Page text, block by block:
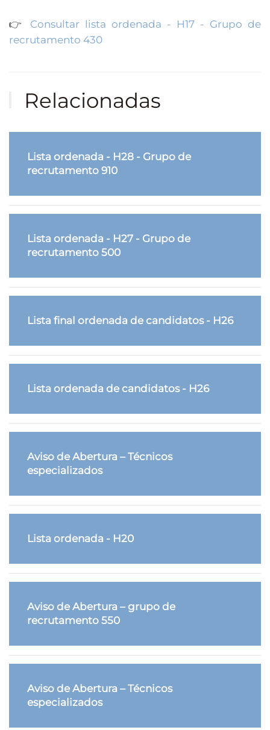
👉 Consultar lista ordenada - H17 - Grupo de
recrutamento 430
Relacionadas
Lista ordenada - H28 - Grupo de
recrutamento 910
Lista ordenada - H27 - Grupo de
recrutamento 500
Lista final ordenada de candidatos - H26
Lista ordenada de candidatos - H26
Aviso de Abertura – Técnicos
especializados
Lista ordenada - H20
Aviso de Abertura – grupo de
recrutamento 550
Aviso de Abertura – Técnicos
especializados